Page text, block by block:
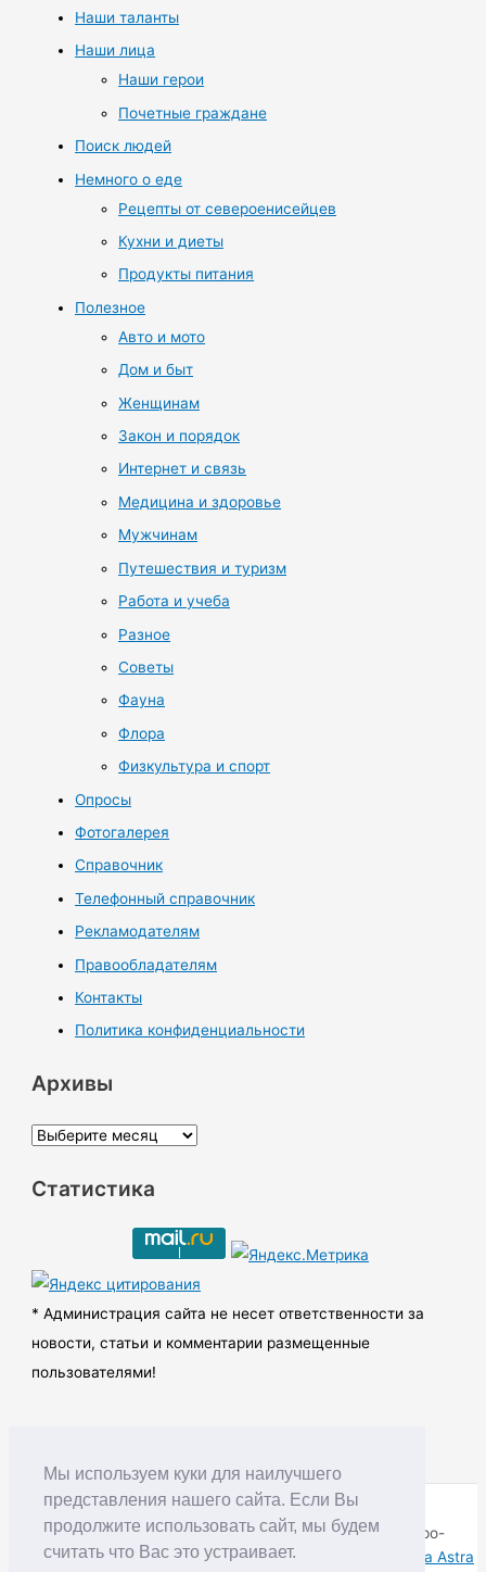
Мы используем куки для наилучшего
представления нашего сайта. Если Вы
продолжите использовать сайт, мы будем
считать что Вас это устраивает.
Наши таланты
Наши лица
Наши герои
Почетные граждане
Поиск людей
Немного о еде
Рецепты от североенисейцев
Кухни и диеты
Продукты питания
Полезное
Авто и мото
Дом и быт
Женщинам
Закон и порядок
Интернет и связь
Медицина и здоровье
Мужчинам
Путешествия и туризм
Работа и учеба
Разное
Советы
Фауна
Флора
Физкультура и спорт
Опросы
Фотогалерея
Справочник
Телефонный справочник
Рекламодателям
Правообладателям
Контакты
Политика конфиденциальности
Архивы
А
х
ы
Статистика
* Администрация сайта не несет ответственности за
новости, статьи и комментарии размещенные
пользователями!
Copyright © RUDNIK.MOBI 28.06.2008 - 2026 | Северо-
Енисейский округ Красноярского края | Powered by
Тема Astra